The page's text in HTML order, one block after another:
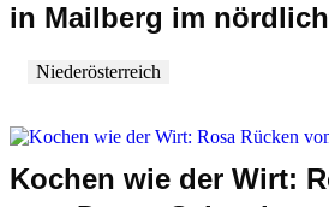
in Mailberg im
Niederösterreich
Kochen wie der Wirt: